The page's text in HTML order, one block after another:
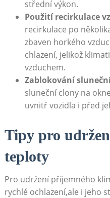
střední výkon.
Použití recirkulace
recirkulace po
zbaven horkého
chlazení, jelikož‍
vzduchem.
Zablokování
sluneční‌ clony na
uvnitř vozidla i před
Tipy pro
⁢teploty
Pro ‌udržení příjemného​
rychlé ochlazení,ale i⁤ jeho